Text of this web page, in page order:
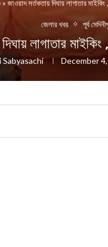
» জাওয়াদ সর্তকতায় দিঘায় লাগাতার মাইকিং
জেলার খবর পূর্ব
লাগাতার
Sabyasachi December